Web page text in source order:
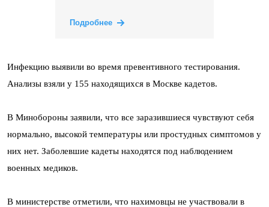
Подробнее
Инфекцию выявили во время превентивного тестирования.
Анализы взяли у 155 находящихся в Москве кадетов.
В Минобороны заявили, что все заразившиеся чувствуют себя
нормально, высокой температуры или простудных симптомов у
них нет. Заболевшие кадеты находятся под наблюдением
военных медиков.
В министерстве отметили, что нахимовцы не участвовали в